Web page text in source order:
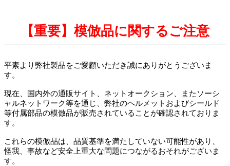
【重要】模倣品に関するご注意
平素より弊社製品をご愛顧いただき誠にありがとうございま
す。
現在、国内外の通販サイト、ネットオークション、またソーシ
ャルネットワーク等を通じ、弊社のヘルメットおよびシールド
等付属部品の模倣品が販売されていることが確認されておりま
す。
これらの模倣品は、品質基準を満たしていない可能性があり、
怪我、事故など安全上重大な問題につながるおそれがございま
す。